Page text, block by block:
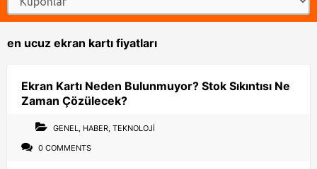
en ucuz ekran kartı fiyatları
Ekran Kartı Neden Bulunmuyor? Stok Sıkıntısı Ne
Zaman Çözülecek?
GENEL, HABER, TEKNOLOJI
0 COMMENTS